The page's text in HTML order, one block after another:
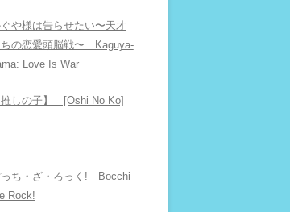
や様は告らせたい〜天才
ちの恋愛頭脳戦〜 Kaguya-
Love Is War
推しの子】 [Oshi No Ko]
ち・ざ・ろっく! Bocchi
Rock!